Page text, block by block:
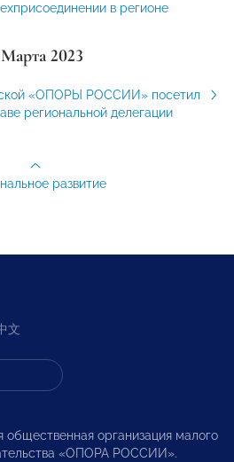
в регионе
2023
«ОПОРЫ РОССИИ» посетил
региональной делегации
развитие
文
организация малого
«ОПОРА РОССИИ».